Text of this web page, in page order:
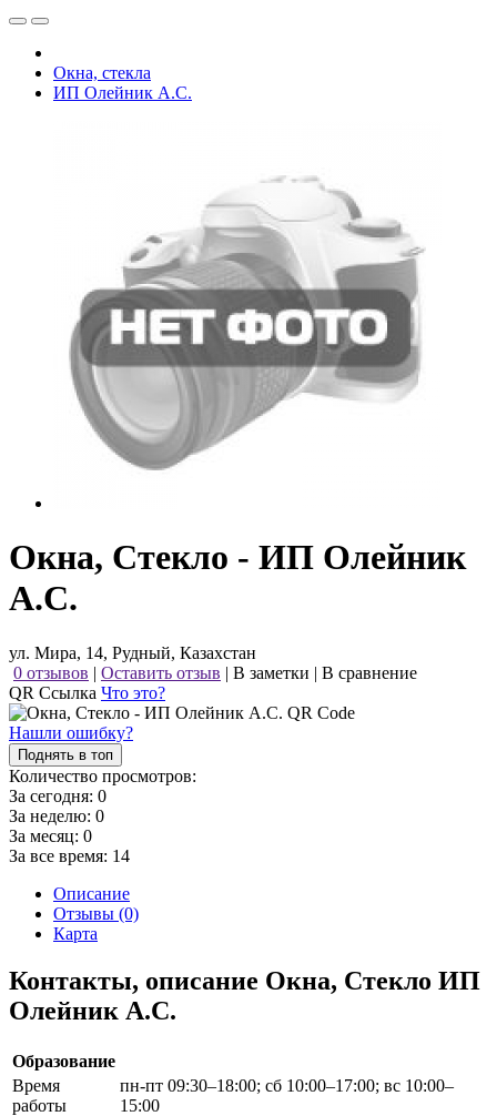
Окна, стекла
ИП Олейник А.С.
Окна, Стекло - ИП Олейник
А.С.
ул. Мира, 14, Рудный, Казахстан
0 отзывов | Оставить отзыв | В заметки | В сравнение
QR Ссылка Что это?
Нашли ошибку?
Поднять в топ
Количество просмотров:
За сегодня: 0
За неделю: 0
За месяц: 0
За все время: 14
Описание
Отзывы (0)
Карта
Контакты, описание Окна, Стекло ИП
Олейник А.С.
Образование
Время
работы
пн-пт 09:30–18:00; сб 10:00–17:00; вс 10:00–
15:00